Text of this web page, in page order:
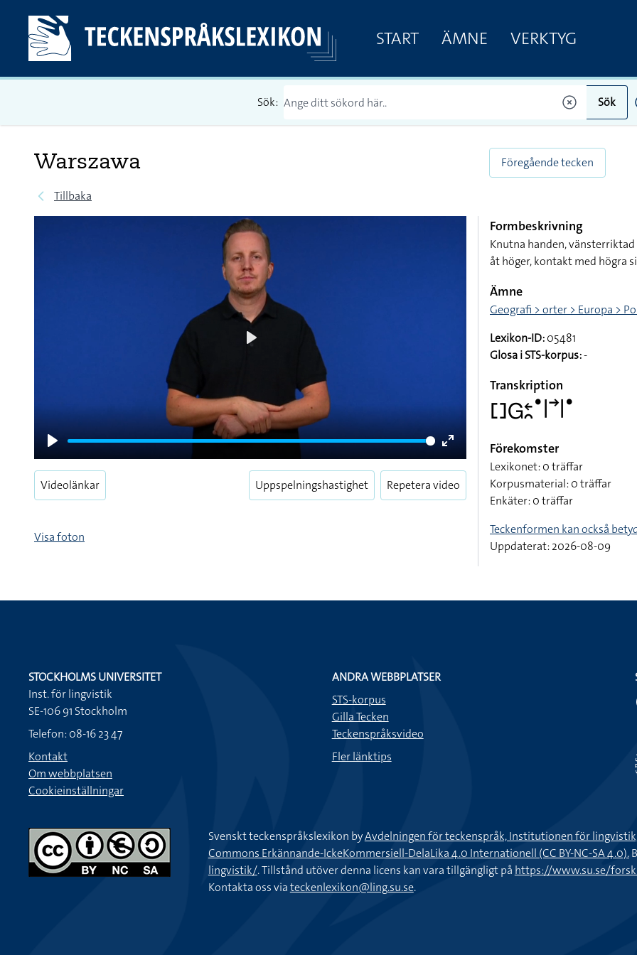
START ÄMNE VERKTYG
Sök: Sök
Warszawa
Tillbaka
Föregående tecken
Play
Enter
fullscreen
Videolänkar Uppspelningshastighet Repetera video
Visa foton
Formbeskrivning
Knutna handen,
åt höger, kontakt med högra
Ämne
Geografi > orter > Europa >
Lexikon-ID:05481
Glosa i STS-korpus:-
Transkription
􌤓􌤦􌥓􌥘􌤟􌥼􌥣􌥼􌤟
Förekomster
Lexikonet: 0 träffar
Korpusmaterial: 0 träffar
Enkäter: 0 träffar
Teckenformen kan också
Uppdaterat: 2026-08-09
STOCKHOLMS UNIVERSITET
Inst. för lingvistik
SE-106 91 Stockholm
Telefon: 08-16 23 47
Kontakt
Om webbplatsen
Cookieinställningar
ANDRA WEBBPLATSER
STS-korpus
Gilla Tecken
Teckenspråksvideo
Fler länktips
Svenskt teckenspråkslexikon byAvdelningen för teckenspråk, Institutionen för
Commons Erkännande-IckeKommersiell-DelaLika 4.0 Internationell (CC BY-NC-SA 4.0).
lingvistik/. Tillstånd utöver denna licens kan vara tillgängligt på https://www.su.se/
Kontakta oss viateckenlexikon@ling.su.se.